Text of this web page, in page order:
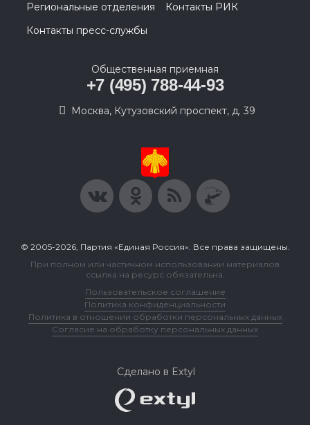
Региональные отделения
Контакты РИК
Контакты пресс-службы
Общественная приемная
+7 (495) 788-44-93
Москва, Кутузовский проспект, д. 39
© 2005-2026, Партия «Единая Россия». Все права защищены.
При полном или частичном использовании материалов
ссылка на ресурс обязательна.
Пользовательское соглашение
Политика конфиденциальности
Политика в отношении обработки персональных данных
Согласие на обработку персональных данных
Сделано в Extyl